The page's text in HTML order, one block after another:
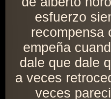
esfuerzo
recompensa
empeña
dale que dale
a veces
veces